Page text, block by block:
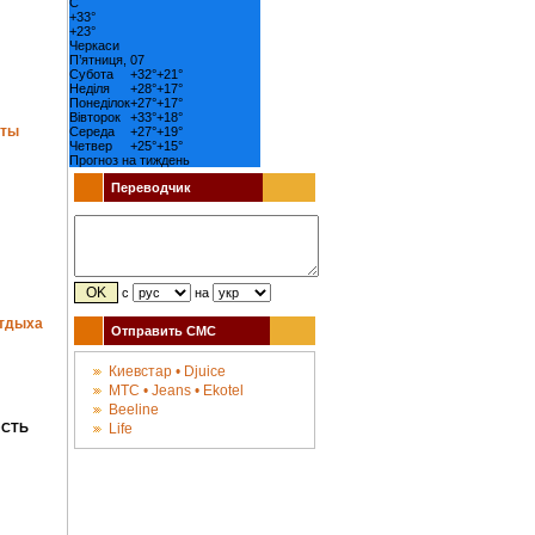
+33°
+23°
Черкаси
П’ятниця, 07
Субота
+32°+21°
Неділя
+28°+17°
Понеділок+27°+17°
Вівторок
+33°+18°
Середа
+27°+19°
Четвер
+25°+15°
Прогноз на тиждень
Переводчик
с на
Отправить СМС
Киевстар • Djuice
МТС • Jeans • Ekotel
Beeline
Life